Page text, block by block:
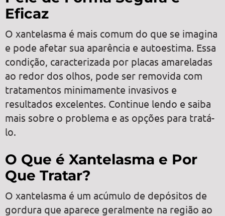
Eficaz
O xantelasma é mais comum do que se imagina
e pode afetar sua aparência e autoestima. Essa
condição, caracterizada por placas amareladas
ao redor dos olhos, pode ser removida com
tratamentos minimamente invasivos e
resultados excelentes. Continue lendo e saiba
mais sobre o problema e as opções para tratá-
lo.
O Que é Xantelasma e Por
Que Tratar?
O xantelasma é um acúmulo de depósitos de
gordura que aparece geralmente na região ao